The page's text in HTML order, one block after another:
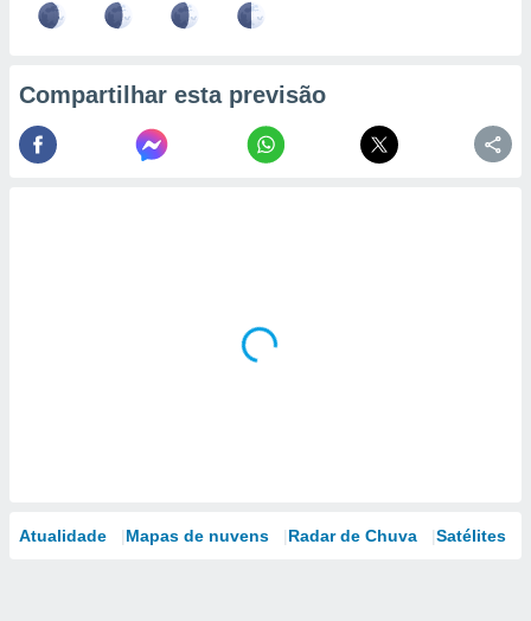
Compartilhar esta previsão
Atualidade Mapas de nuvens Radar de Chuva Satélites